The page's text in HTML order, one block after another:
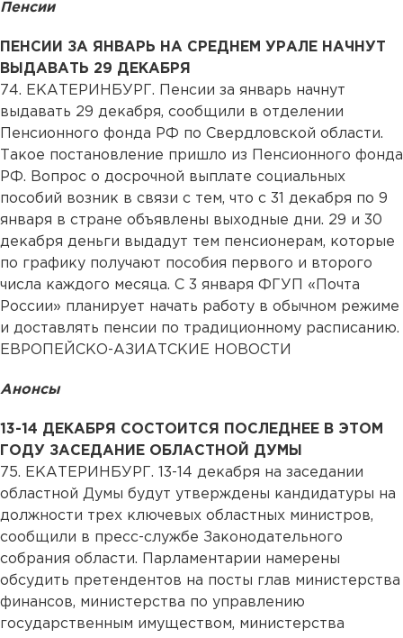
Пенсии
ПЕНСИИ ЗА ЯНВАРЬ НА СРЕДНЕМ УРАЛЕ НАЧНУТ
ВЫДАВАТЬ 29 ДЕКАБРЯ
74. ЕКАТЕРИНБУРГ. Пенсии за январь начнут
выдавать 29 декабря, сообщили в отделении
Пенсионного фонда РФ по Свердловской области.
Такое постановление пришло из Пенсионного фонда
РФ. Вопрос о досрочной выплате социальных
пособий возник в связи с тем, что с 31 декабря по 9
января в стране объявлены выходные дни. 29 и 30
декабря деньги выдадут тем пенсионерам, которые
по графику получают пособия первого и второго
числа каждого месяца. С 3 января ФГУП «Почта
России» планирует начать работу в обычном режиме
и доставлять пенсии по традиционному расписанию.
ЕВРОПЕЙСКО-АЗИАТСКИЕ НОВОСТИ
Анонсы
13-14 ДЕКАБРЯ СОСТОИТСЯ ПОСЛЕДНЕЕ В ЭТОМ
ГОДУ ЗАСЕДАНИЕ ОБЛАСТНОЙ ДУМЫ
75. ЕКАТЕРИНБУРГ. 13-14 декабря на заседании
областной Думы будут утверждены кандидатуры на
должности трех ключевых областных министров,
сообщили в пресс-службе Законодательного
собрания области. Парламентарии намерены
обсудить претендентов на посты глав министерства
финансов, министерства по управлению
государственным имуществом, министерства